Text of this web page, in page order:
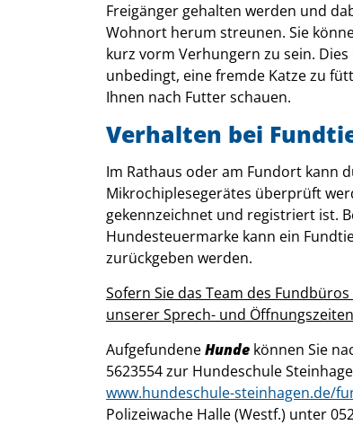
Freigänger gehalten werden und
Wohnort herum streunen. Sie
kurz vorm Verhungern zu sein.
unbedingt, eine fremde Katze zu
Ihnen nach Futter schauen.
Verhalten bei
Im Rathaus oder am Fundort kann
Mikrochiplesegerätes überprüft
gekennzeichnet und registriert ist.
Hundesteuermarke kann ein
zurückgeben werden.
Sofern Sie das Team des
unserer Sprech- und
AufgefundeneHunde können Sie
5623554 zur Hundeschule
www.hundeschule-steinhagen.de/
Polizeiwache Halle (Westf.) unter